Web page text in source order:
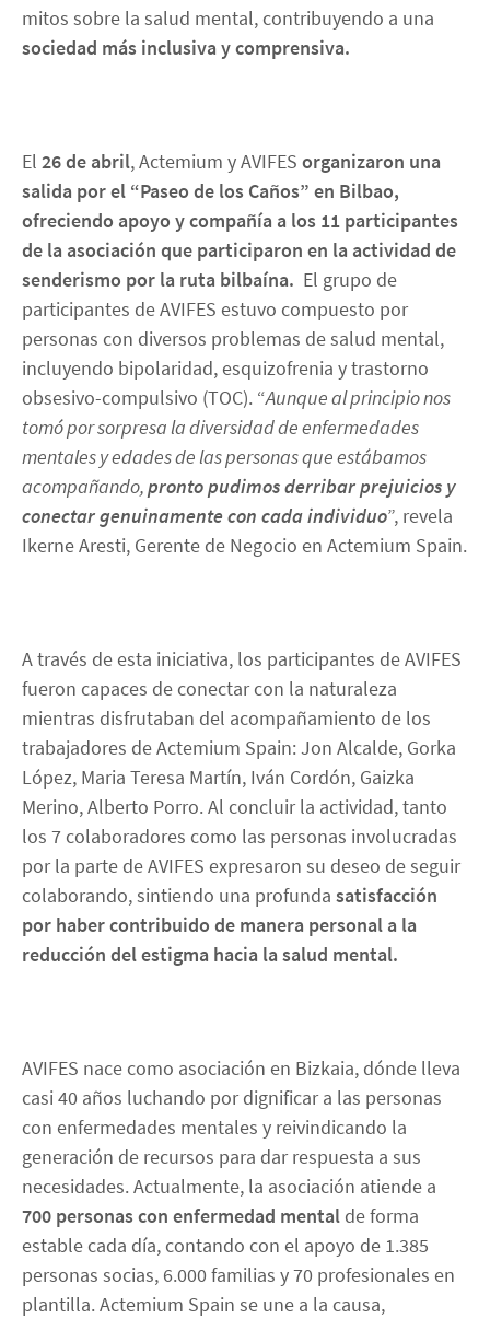
mitos sobre la salud mental, contribuyendo a una
sociedad más inclusiva y comprensiva.
El 26 de abril, Actemium y AVIFES organizaron una
salida por el “Paseo de los Caños” en Bilbao,
ofreciendo apoyo y compañía a los 11 participantes
de la asociación que participaron en la actividad de
senderismo por la ruta bilbaína. El grupo de
participantes de AVIFES estuvo compuesto por
personas con diversos problemas de salud mental,
incluyendo bipolaridad, esquizofrenia y trastorno
obsesivo-compulsivo (TOC). “Aunque al principio nos
tomó por sorpresa la diversidad de enfermedades
mentales y edades de las personas que estábamos
acompañando,pronto pudimos derribar prejuicios y
conectar genuinamente con cada individuo”, revela
Ikerne Aresti, Gerente de Negocio en Actemium Spain.
A través de esta iniciativa, los participantes de AVIFES
fueron capaces de conectar con la naturaleza
mientras disfrutaban del acompañamiento de los
trabajadores de Actemium Spain: Jon Alcalde, Gorka
López, Maria Teresa Martín, Iván Cordón, Gaizka
Merino, Alberto Porro. Al concluir la actividad, tanto
los 7 colaboradores como las personas involucradas
por la parte de AVIFES expresaron su deseo de seguir
colaborando, sintiendo una profunda satisfacción
por haber contribuido de manera personal a la
reducción del estigma hacia la salud mental.
AVIFES nace como asociación en Bizkaia, dónde lleva
casi 40 años luchando por dignificar a las personas
con enfermedades mentales y reivindicando la
generación de recursos para dar respuesta a sus
necesidades. Actualmente, la asociación atiende a
700 personas con enfermedad mental de forma
estable cada día, contando con el apoyo de 1.385
personas socias, 6.000 familias y 70 profesionales en
plantilla. Actemium Spain se une a la causa,